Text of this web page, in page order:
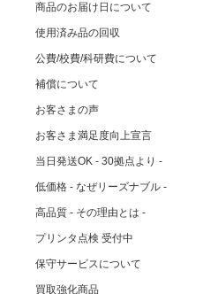
商品のお届け日について
使用済み品の回収
公費/校費/科研費について
補償について
お客さまの声
お客さま満足度向上宣言
当日発送OK - 30拠点より -
低価格 - なぜリーズナブル -
高品質 - その理由とは -
プリンタ点検 受付中
保守サービスについて
買取強化商品